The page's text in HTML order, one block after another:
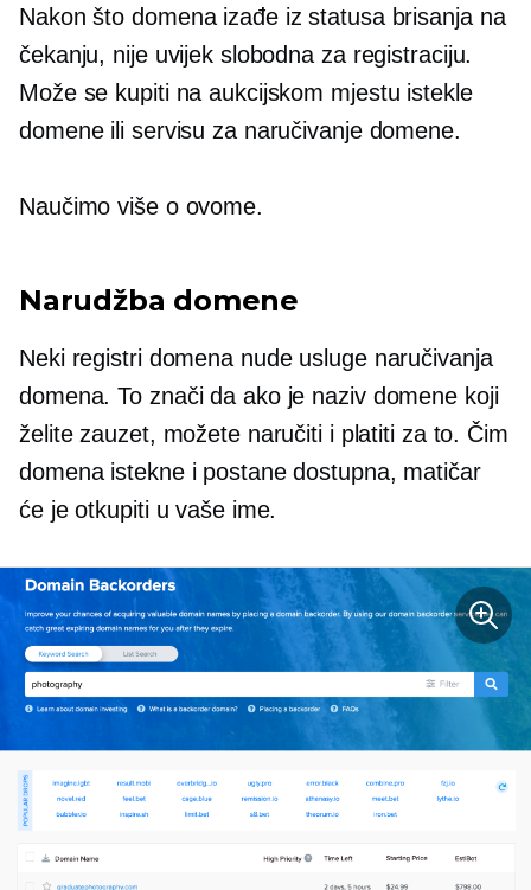
Nakon što domena izađe iz statusa brisanja na
čekanju, nije uvijek slobodna za registraciju.
Može se kupiti na aukcijskom mjestu istekle
domene ili servisu za naručivanje domene.
Naučimo više o ovome.
Narudžba domene
Neki registri domena nude usluge naručivanja
domena. To znači da ako je naziv domene koji
želite zauzet, možete naručiti i platiti za to. Čim
domena istekne i postane dostupna, matičar
će je otkupiti u vaše ime.